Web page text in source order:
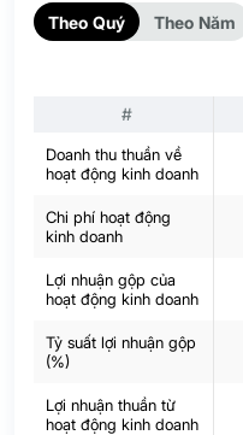
Theo Quý Theo Năm
#
Doanh thu thuần về
hoạt động kinh doanh
Chi phí hoạt động
kinh doanh
Lợi nhuận gộp của
hoạt động kinh doanh
Tỷ suất lợi nhuận gộp
(%)
Lợi nhuận thuần từ
hoạt động kinh doanh